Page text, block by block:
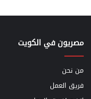
مصريون في الكويت
من نحن
فريق العمل